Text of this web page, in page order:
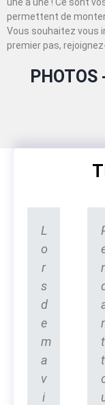
permettent de
Vous souhaitez vous
premier pas,
PHOTOS
L
o
r
s
d
e
m
a
v
i
t
t